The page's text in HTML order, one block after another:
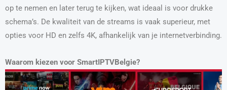
op te nemen en later terug te kijken, wat ideaal is voor drukke
schema’s. De kwaliteit van de streams is vaak superieur, met
opties voor HD en zelfs 4K, afhankelijk van je internetverbinding.
Waarom kiezen voor SmartIPTVBelgie?